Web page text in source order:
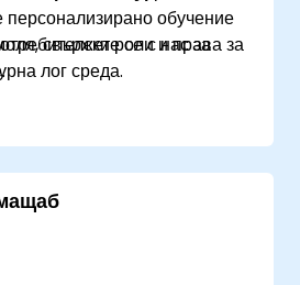
роли и права за
лог среда.
и интеграция.
персонализирано обучение
свържете се с нас за